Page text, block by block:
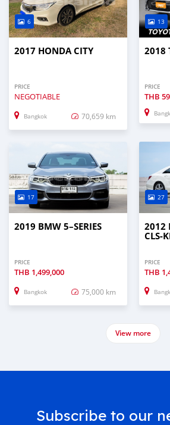
6
2017 HONDA CITY
PRICE
NEGOTIABLE
Bangkok 70,659 km
13
2018
PRICE
THB
17
2019 BMW 5–SERIES
PRICE
THB 1,499,000
Bangkok 75,000 km
27
2012
CLS-
PRICE
THB
View more
Subscribe to our